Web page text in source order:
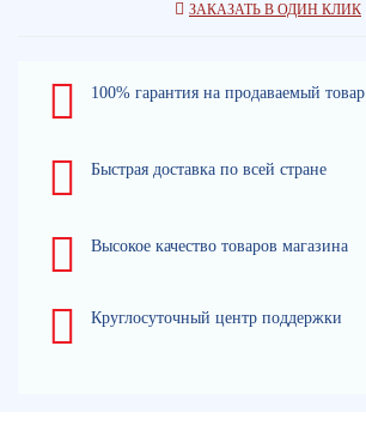
ЗАКАЗАТЬ В ОДИН КЛИК
100% гарантия на продаваемый товар
Быстрая доставка по всей стране
Высокое качество товаров магазина
Круглосуточный центр поддержки